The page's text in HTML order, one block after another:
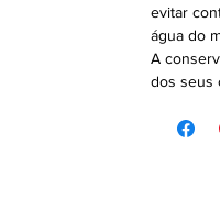
evitar
água do
A
dos seus